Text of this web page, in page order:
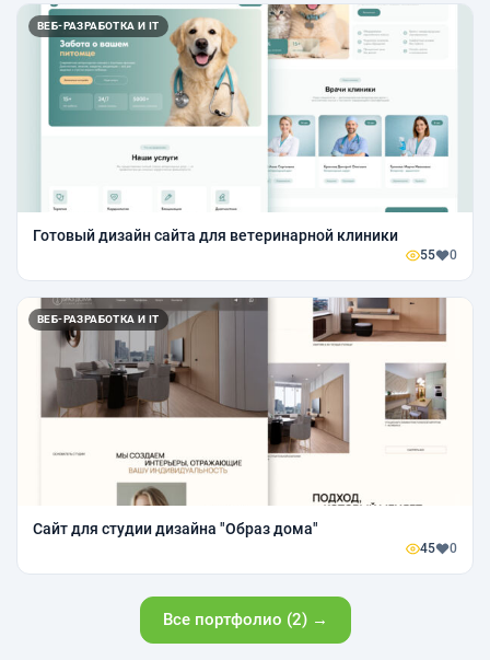
ВЕБ-РАЗРАБОТКА И IT
Готовый дизайн сайта для ветеринарной клиники
55 0
ВЕБ-РАЗРАБОТКА И IT
Сайт для студии дизайна "Образ дома"
45 0
Все портфолио (2) →